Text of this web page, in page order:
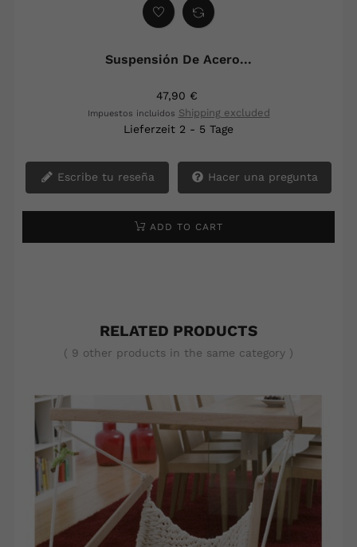
Suspensión De Acero...
47,90 €
Impuestos incluidos Shipping excluded
Lieferzeit 2 - 5 Tage
Escribe tu reseña Hacer una pregunta
ADD TO CART
RELATED PRODUCTS
( 9 other products in the same category )